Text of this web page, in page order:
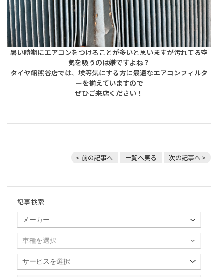
暑い時期にエアコンをつけることが多いと思いますが汚れてる空
気を吸うのは嫌ですよね？
タイヤ館熊谷店では、埃等気にする方に最適なエアコンフィルタ
ーを揃えていますので
ぜひご来店ください！
< 前の記事へ 一覧へ戻る 次の記事へ >
記事検索